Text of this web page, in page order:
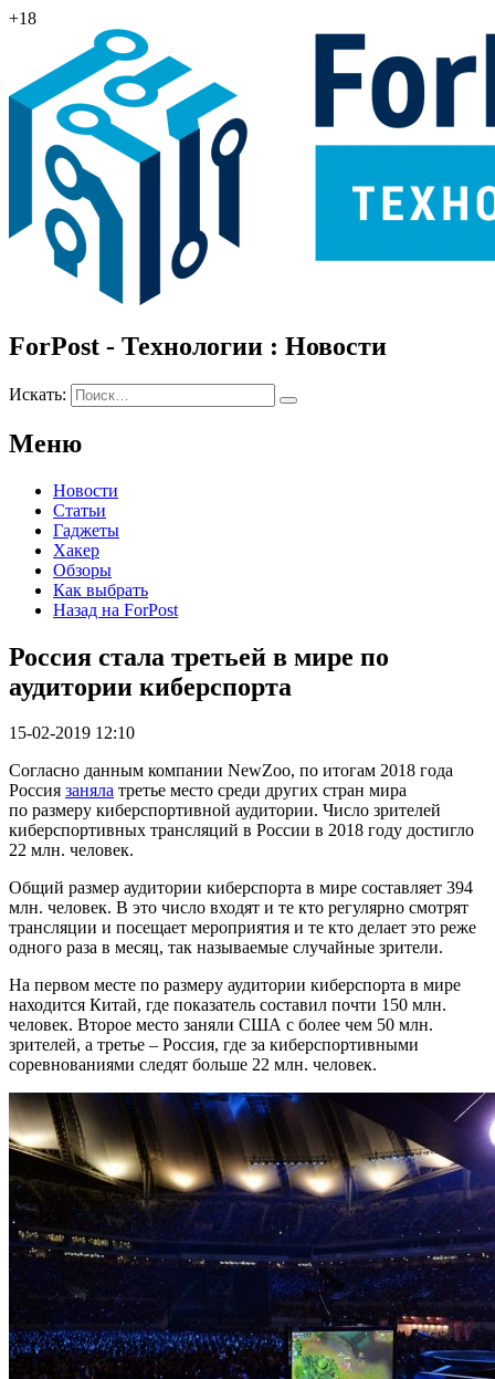
+18
ForPost - Технологии : Новости
Искать:
Меню
Новости
Статьи
Гаджеты
Хакер
Обзоры
Как выбрать
Назад на ForPost
Россия стала третьей в мире по
аудитории киберспорта
15-02-2019 12:10
Согласно данным компании NewZoo, по итогам 2018 года
Россия заняла третье место среди других стран мира
по размеру киберспортивной аудитории. Число зрителей
киберспортивных трансляций в России в 2018 году достигло
22 млн. человек.
Общий размер аудитории киберспорта в мире составляет 394
млн. человек. В это число входят и те кто регулярно смотрят
трансляции и посещает мероприятия и те кто делает это реже
одного раза в месяц, так называемые случайные зрители.
На первом месте по размеру аудитории киберспорта в мире
находится Китай, где показатель составил почти 150 млн.
человек. Второе место заняли США с более чем 50 млн.
зрителей, а третье – Россия, где за киберспортивными
соревнованиями следят больше 22 млн. человек.